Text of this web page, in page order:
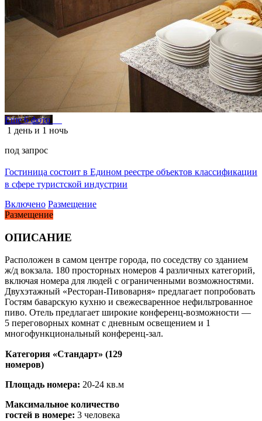
Еще 6 фото
1 день и 1 ночь
под запрос
Гостиница состоит в Едином реестре объектов классификации
в сфере туристской индустрии
Включено Размещение
Размещение
ОПИСАНИЕ
Расположен в самом центре города, по соседству со зданием
ж/д вокзала. 180 просторных номеров 4 различных категорий,
включая номера для людей с ограниченными возможностями.
Двухэтажный «Ресторан-Пивоварня» предлагает попробовать
Гостям баварскую кухню и свежесваренное нефильтрованное
пиво. Отель предлагает широкие конференц-возможности —
5 переговорных комнат с дневным освещением и 1
многофункциональный конференц-зал.
Категория «Стандарт» (129
номеров)
Площадь номера: 20-24 кв.м
Maксимальное количество
гостей в номере: 3 человека